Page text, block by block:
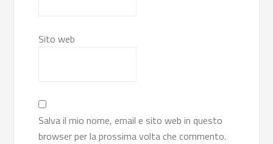
Sito web
Salva il mio nome, email e sito web in questo
browser per la prossima volta che commento.